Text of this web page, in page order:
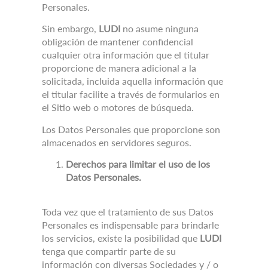
Personales.
Sin embargo, LUDI no asume ninguna
obligación de mantener confidencial
cualquier otra información que el titular
proporcione de manera adicional a la
solicitada, incluida aquella información que
el titular facilite a través de formularios en
el Sitio web o motores de búsqueda.
Los Datos Personales que proporcione son
almacenados en servidores seguros.
Derechos para limitar el uso de los
Datos Personales.
Toda vez que el tratamiento de sus Datos
Personales es indispensable para brindarle
los servicios, existe la posibilidad que LUDI
tenga que compartir parte de su
información con diversas Sociedades y / o